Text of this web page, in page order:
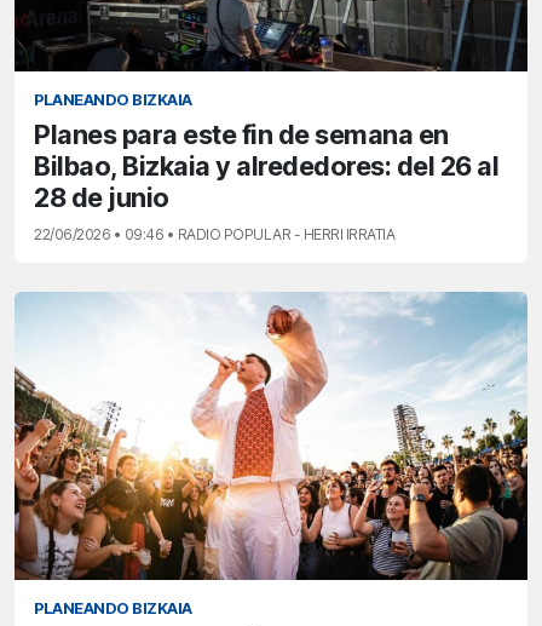
PLANEANDO BIZKAIA
Planes para este fin de semana en
Bilbao, Bizkaia y alrededores: del 26 al
28 de junio
22/06/2026 • 09:46 • RADIO POPULAR - HERRI IRRATIA
PLANEANDO BIZKAIA